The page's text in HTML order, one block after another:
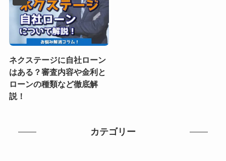
ネクステージに自社ローン
はある？審査内容や金利と
ローンの種類など徹底解
説！
カテゴリー